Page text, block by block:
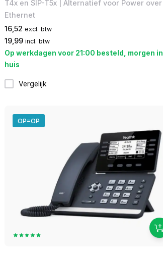
T4x en SIP-T5x | Alternatief voor Power over
Ethernet
16,52 excl. btw
19,99 incl. btw
Op werkdagen voor 21:00 besteld, morgen in
huis
Vergelijk
OP=OP